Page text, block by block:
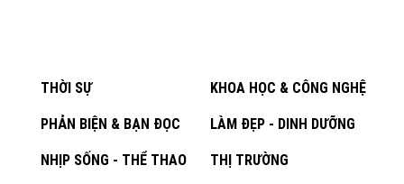
THỜI SỰ KHOA HỌC & CÔNG NGHỆ
PHẢN BIỆN & BẠN ĐỌC LÀM ĐẸP - DINH DƯỠNG
NHỊP SỐNG - THỂ THAO THỊ TRƯỜNG